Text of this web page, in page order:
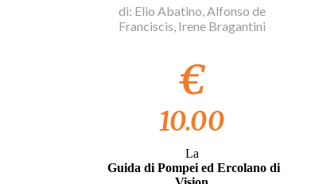
di: Elio Abatino, Alfonso de
Franciscis, Irene Bragantini
€
10.00
La
Guida di Pompei ed Ercolano di